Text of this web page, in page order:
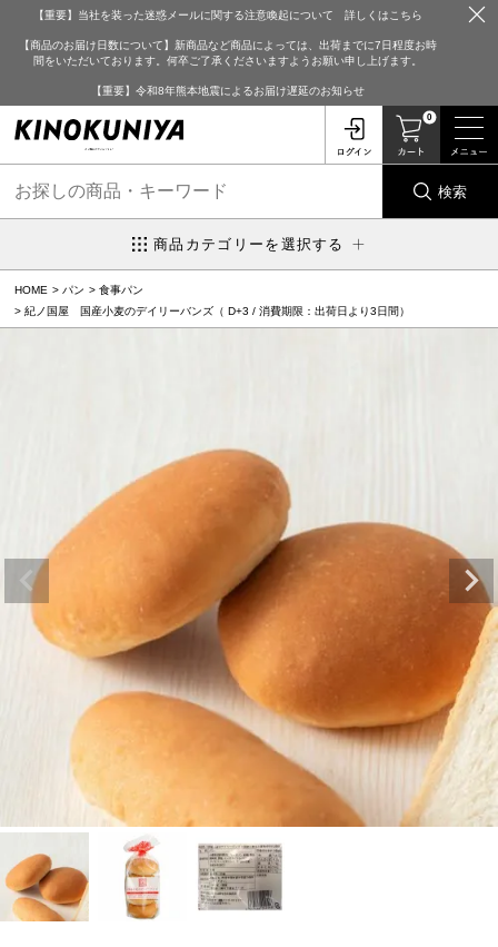
【重要】当社を装った迷惑メールに関する注意喚起について 詳しくはこちら
【商品のお届け日数について】新商品など商品によっては、出荷までに7日程度お時
間をいただいております。何卒ご了承くださいますようお願い申し上げます。
【重要】令和8年熊本地震によるお届け遅延のお知らせ
0
検索
商品カテゴリーを選択する
HOME パン
食事パン
紀ノ国屋 国産小麦のデイリーバンズ（ D+3 / 消費期限：出荷日より3日間）